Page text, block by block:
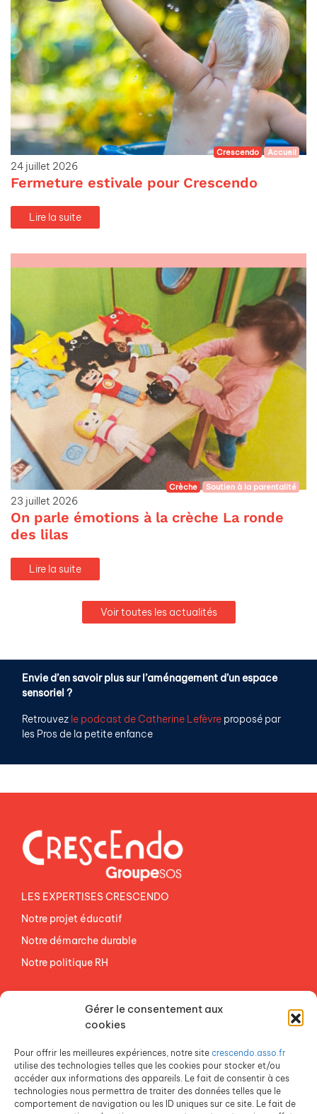
Gérer le consentement aux
cookies
Pour offrir les meilleures expériences, notre site crescendo.asso.fr
utilise des technologies telles que les cookies pour stocker et/ou
accéder aux informations des appareils. Le fait de consentir à ces
technologies nous permettra de traiter des données telles que le
comportement de navigation ou les ID uniques sur ce site. Le fait de
Crescendo Accueil
24 juillet 2026
Fermeture estivale pour Crescendo
Lire la suite
Crèche Soutien à la parentalité
23 juillet 2026
On parle émotions à la crèche La ronde
des lilas
Lire la suite
Voir toutes les actualités
Envie d’en savoir plus sur l’aménagement d’un espace
sensoriel ?
Retrouvez le podcast de Catherine Lefèvre proposé par
les Pros de la petite enfance
LES EXPERTISES CRESCENDO
Notre projet éducatif
Notre démarche durable
Notre politique RH
ESPACE PRESSE